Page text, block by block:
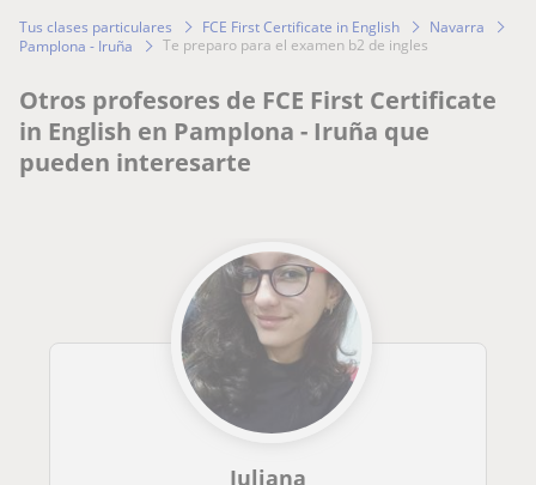
Tus clases particulares FCE First Certificate in English
Navarra
Pamplona - Iruña
te preparo para el examen b2 de ingles
Otros profesores de FCE First Certificate
in English en Pamplona - Iruña que
pueden interesarte
Juliana